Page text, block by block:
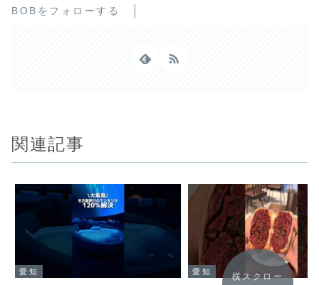
BOBをフォローする
関連記事
愛知 愛知
横スクロー